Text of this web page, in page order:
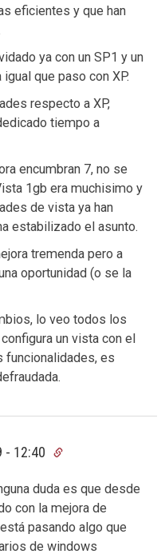
eficientes y que han
ya con un SP1 y un
que paso con XP.
respecto a XP,
tiempo a
encumbran 7, no se
1gb era muchisimo y
de vista ya han
estabilizado el asunto.
tremenda pero a
oportunidad (o se la
lo veo todos los
un vista con el
funcionalidades, es
- 12:40
duda es que desde
con la mejora de
pasando algo que
de windows